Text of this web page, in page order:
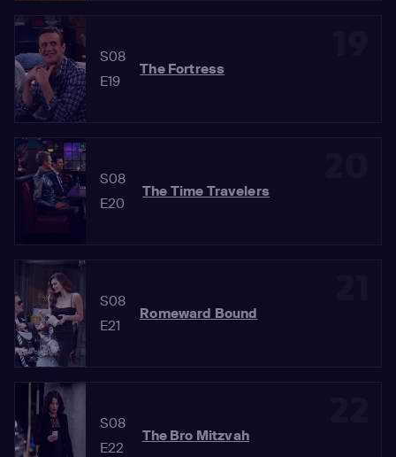
S08
E19
The Fortress
S08
E20
The Time Travelers
S08
E21
Romeward Bound
S08
E22
The Bro Mitzvah